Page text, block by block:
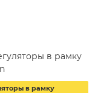
в рамку
в рамку